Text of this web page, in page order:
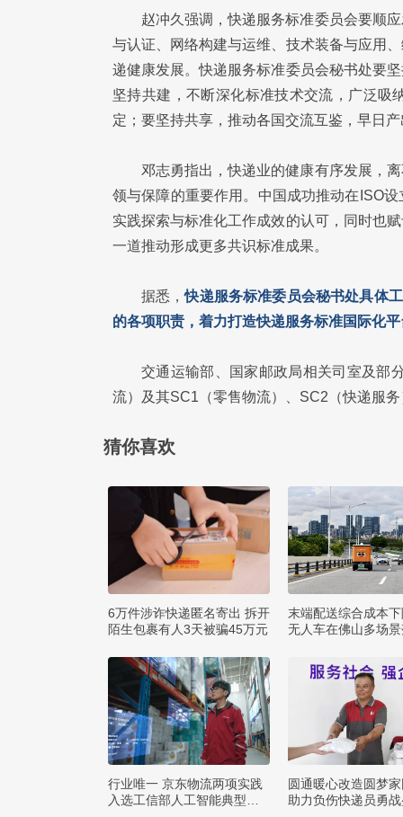
赵冲久强调，快递服务标准委员会要顺
与认证、网络构建与运维、技术装备与应用
递健康发展。快递服务标准委员会秘书处要
坚持共建，不断深化标准技术交流，广泛吸
定；要坚持共享，推动各国交流互鉴，早日
邓志勇指出，快递业的健康有序发展，
领与保障的重要作用。中国成功推动在ISO
实践探索与标准化工作成效的认可，同时也
一道推动形成更多共识标准成果。
据悉，快递服务标准委员会秘书处具体
的各项职责，着力打造快递服务标准国际化
交通运输部、国家邮政局相关司室及部
流）及其SC1（零售物流）、SC2（快递服
猜你喜欢
6万件涉诈快递匿名寄出 拆开
陌生包裹有人3天被骗45万元
末端配送综合成本
无人车在佛山多场
行业唯一 京东物流两项实践
入选工信部人工智能典型案
圆通暖心改造圆梦
助力负伤快递员勇